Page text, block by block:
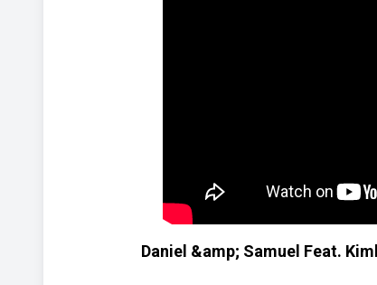
Daniel &amp; Samuel Feat.